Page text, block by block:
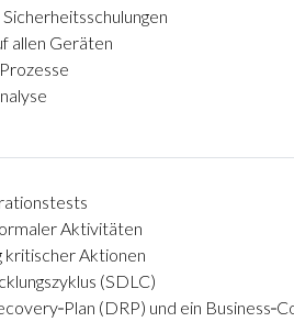
allen Geräten
Aktivitäten
kritischer Aktionen
(SDLC)
(DRP) und ein